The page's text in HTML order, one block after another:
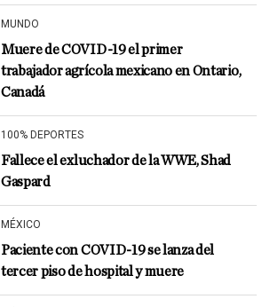
MUNDO
Muere de COVID-19 el primer
trabajador agrícola mexicano en Ontario,
Canadá
100% DEPORTES
Fallece el exluchador de la WWE, Shad
Gaspard
MÉXICO
Paciente con COVID-19 se lanza del
tercer piso de hospital y muere